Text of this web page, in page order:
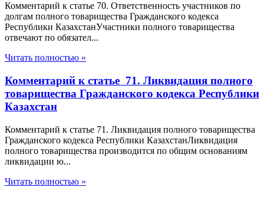
Комментарий к статье 70. Ответственность участников по
долгам полного товарищества Гражданского кодекса
Республики КазахстанУчастники полного товарищества
отвечают по обязател...
Читать полностью »
Комментарий к статье 71. Ликвидация полного
товарищества Гражданского кодекса Республики
Казахстан
Комментарий к статье 71. Ликвидация полного товарищества
Гражданского кодекса Республики КазахстанЛиквидация
полного товарищества производится по общим основаниям
ликвидации ю...
Читать полностью »